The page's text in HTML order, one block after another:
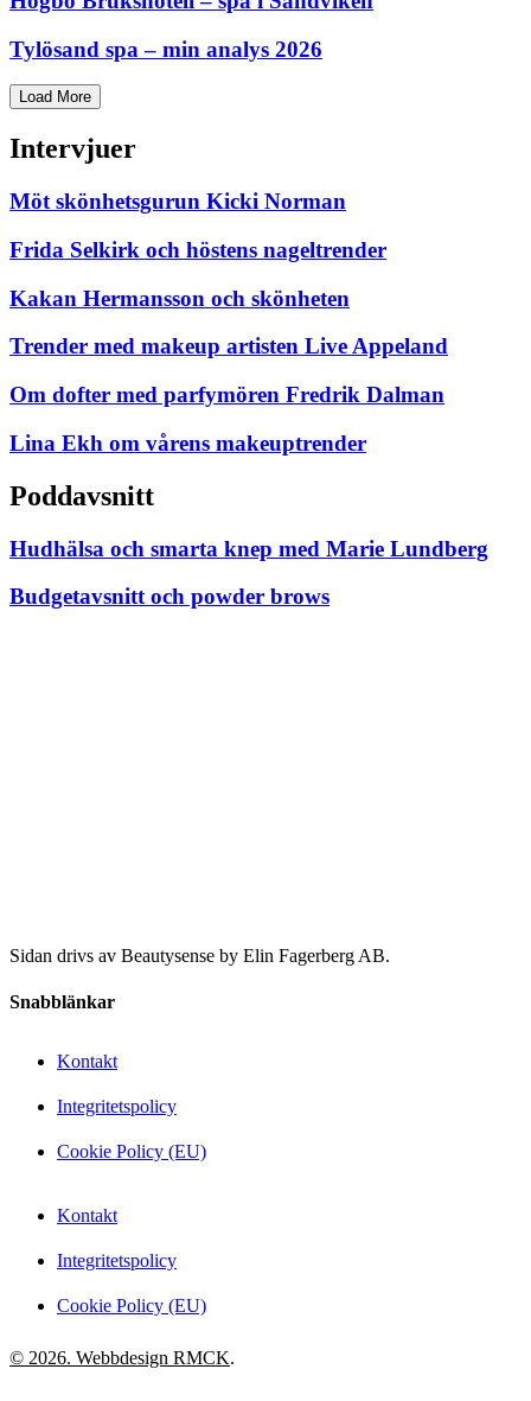
Tylösand spa – min analys 2026
Load More
Intervjuer
Möt skönhetsgurun Kicki Norman
Frida Selkirk och höstens nageltrender
Kakan Hermansson och skönheten
Trender med makeup artisten Live Appeland
Om dofter med parfymören Fredrik Dalman
Lina Ekh om vårens makeuptrender
Poddavsnitt
Hudhälsa och smarta knep med Marie Lundberg
Budgetavsnitt och powder brows
Sidan drivs av Beautysense by Elin Fagerberg AB.
Snabblänkar
Kontakt
Integritetspolicy
Cookie Policy (EU)
Kontakt
Integritetspolicy
Cookie Policy (EU)
© 2026. Webbdesign RMCK.